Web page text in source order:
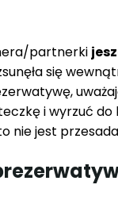
partnerki
się
i wyrzuć
nie jest